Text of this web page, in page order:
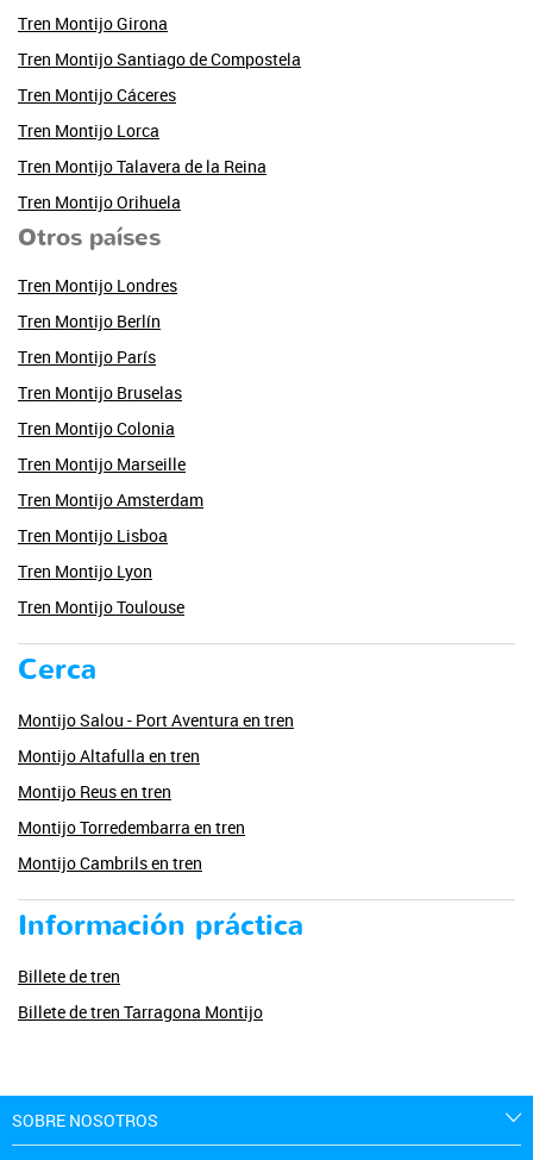
Tren Montijo Girona
Tren Montijo Santiago de Compostela
Tren Montijo Cáceres
Tren Montijo Lorca
Tren Montijo Talavera de la Reina
Tren Montijo Orihuela
Otros países
Tren Montijo Londres
Tren Montijo Berlín
Tren Montijo París
Tren Montijo Bruselas
Tren Montijo Colonia
Tren Montijo Marseille
Tren Montijo Amsterdam
Tren Montijo Lisboa
Tren Montijo Lyon
Tren Montijo Toulouse
Cerca
Montijo Salou - Port Aventura en tren
Montijo Altafulla en tren
Montijo Reus en tren
Montijo Torredembarra en tren
Montijo Cambrils en tren
Información práctica
Billete de tren
Billete de tren Tarragona Montijo
SOBRE NOSOTROS